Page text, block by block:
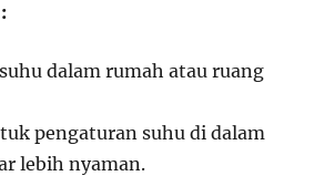
dalam rumah atau ruang
pengaturan suhu di dalam
lebih nyaman.